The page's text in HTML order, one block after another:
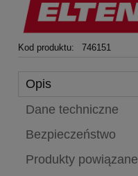
Kod produktu: 746151
Opis
Dane techniczne
Bezpieczeństwo
Produkty powiązane